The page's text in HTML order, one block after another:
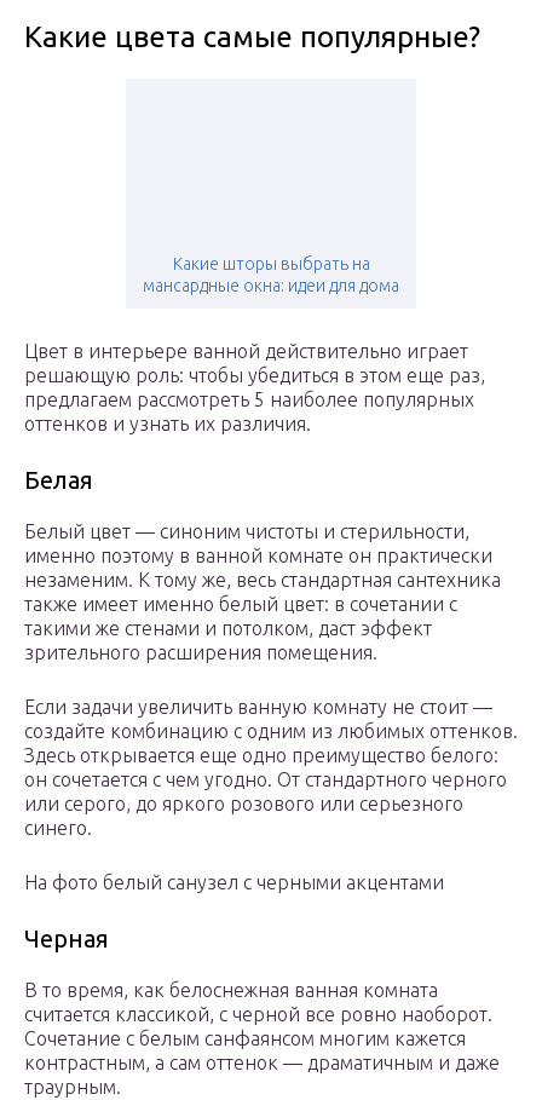
Какие цвета самые популярные?
Какие шторы выбрать на
мансардные окна: идеи для дома
Цвет в интерьере ванной действительно играет
решающую роль: чтобы убедиться в этом еще раз,
предлагаем рассмотреть 5 наиболее популярных
оттенков и узнать их различия.
Белая
Белый цвет — синоним чистоты и стерильности,
именно поэтому в ванной комнате он практически
незаменим. К тому же, весь стандартная сантехника
также имеет именно белый цвет: в сочетании с
такими же стенами и потолком, даст эффект
зрительного расширения помещения.
Если задачи увеличить ванную комнату не стоит —
создайте комбинацию с одним из любимых оттенков.
Здесь открывается еще одно преимущество белого:
он сочетается с чем угодно. От стандартного черного
или серого, до яркого розового или серьезного
синего.
На фото белый санузел с черными акцентами
Черная
В то время, как белоснежная ванная комната
считается классикой, с черной все ровно наоборот.
Сочетание с белым санфаянсом многим кажется
контрастным, а сам оттенок — драматичным и даже
траурным.